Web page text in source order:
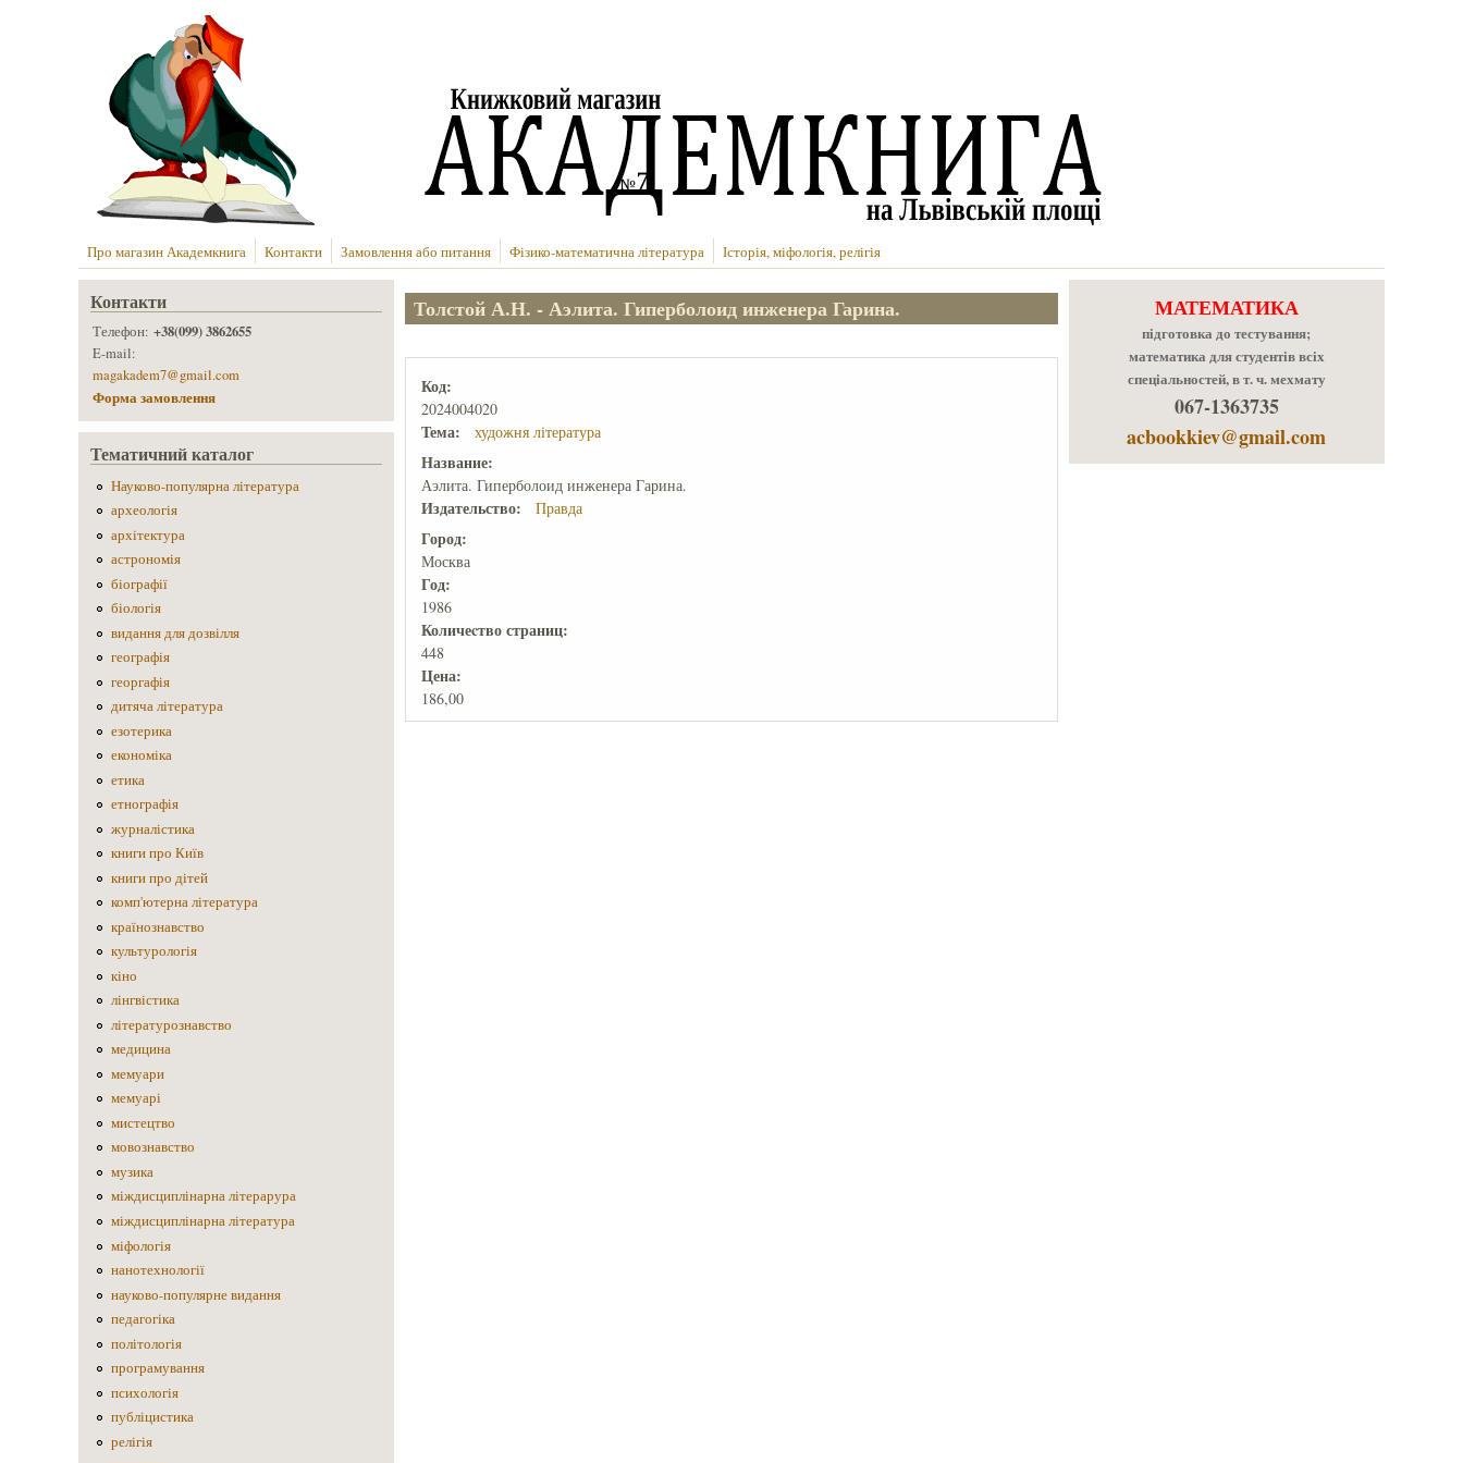
Про магазин Академкнига Контакти Замовлення або питання Фізико-математична література Історія, міфологія, релігія
Толстой А.Н. - Аэлита. Гиперболоид инженера Гарина.
Код:
2024004020
Тема: художня література
Название:
Аэлита. Гиперболоид инженера Гарина.
Издательство: Правда
Город:
Москва
Год:
1986
Количеcтво страниц:
448
Цена:
186,00
Контакти
Телефон:+38(099) 3862655
E-mail:
magakadem7@gmail.com
Форма замовлення
Тематичний каталог
Науково-популярна література
археологія
архітектура
астрономія
біографії
біологія
видання для дозвілля
географія
георгафія
дитяча література
езотерика
економіка
етика
етнографія
журналістика
книги про Київ
книги про дітей
комп'ютерна література
країнознавство
культурологія
кіно
лінгвістика
літературознавство
медицина
мемуари
мемуарі
мистецтво
мовознавство
музика
міждисциплінарна літерарура
міждисциплінарна література
міфологія
нанотехнології
науково-популярне видання
педагогіка
політологія
програмування
психологія
публіцистика
релігія
МАТЕМАТИКА
підготовка до тестування;
математика для студентів всіх
спеціальностей, в т. ч. мехмату
067-1363735
acbookkiev@gmail.com